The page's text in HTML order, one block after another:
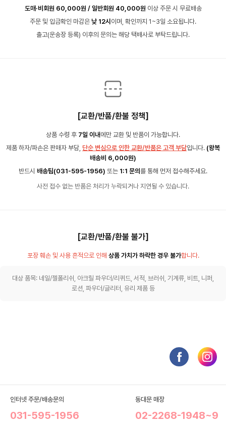
도매·비회원 60,000원 / 일반회원 40,000원 이상 주문 시 무료배송
주문 및 입금확인 마감은 낮 12시 이며, 확인까지 1~3일 소요됩니다.
출고(운송장 등록) 이후의 문의는 해당 택배사로 부탁드립니다.
[교환/반품/환불 정책]
상품 수령 후 7일 이내 에만 교환 및 반품이 가능합니다.
제품 하자/파손은 판매자 부담, 단순 변심으로 인한 교환/반품은 고객 부담입니다. (왕복
배송비 6,000원)
반드시 배송팀(031-595-1956) 또는 1:1 문의 를 통해 먼저 접수해주세요.
사전 접수 없는 반품은 처리가 누락되거나 지연될 수 있습니다.
[교환/반품/환불 불가]
포장 훼손 및 사용 흔적으로 인해 상품 가치가 하락한 경우 불가합니다.
대상 품목: 네일/젤폴리쉬, 아크릴 파우더/리퀴드, 서적, 브러쉬, 기계류, 비트, 니퍼,
로션, 파우더/글리터, 유리 제품 등
인터넷 주문/배송문의
031-595-1956
동대문 매장
02-2268-1948~9